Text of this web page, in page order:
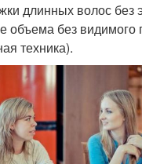
длинных волос без
объема без видимого
техника).